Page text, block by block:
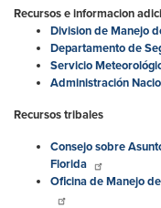
Recursos e informacion
Division de Manejo
Departamento de
Servicio
Administración
Recursos tribales
Consejo sobre
Florida
Oficina de Manejo